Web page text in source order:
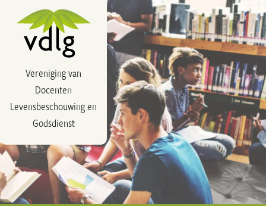
Vereniging van
Docenten
Levensbeschouwing en
Godsdienst